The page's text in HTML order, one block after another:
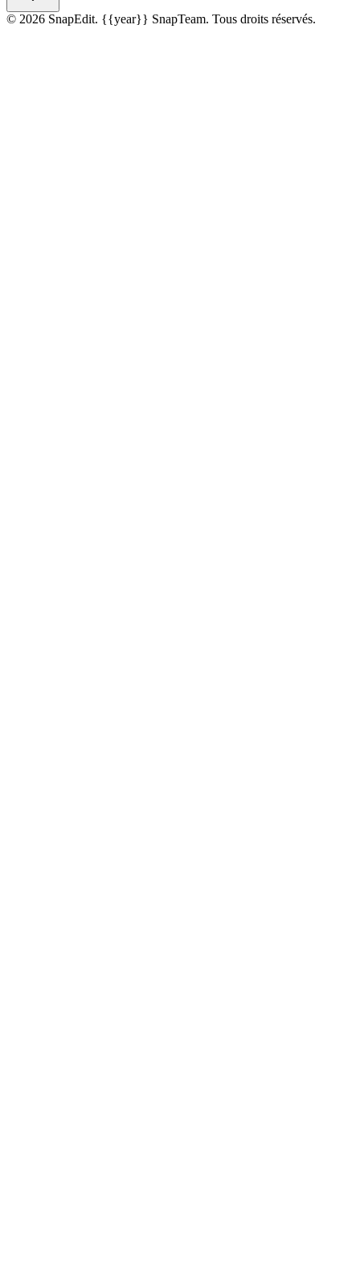
© 2026 SnapEdit. {{year}} SnapTeam. Tous droits réservés.